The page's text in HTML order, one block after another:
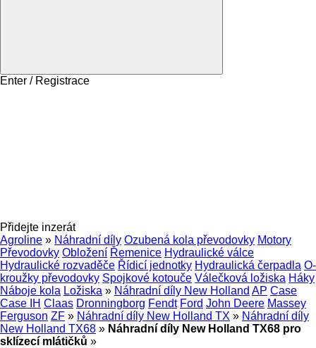
Enter / Registrace
Přidejte inzerát
Agroline » Náhradní díly Ozubená kola převodovky Motory
Převodovky Obložení Řemenice Hydraulické válce
Hydraulické rozvaděče Řídicí jednotky Hydraulická čerpadla O-
kroužky převodovky Spojkové kotouče Válečková ložiska Háky
Náboje kola Ložiska » Náhradní díly New Holland AP Case
Case IH Claas Dronningborg Fendt Ford John Deere Massey
Ferguson ZF » Náhradní díly New Holland TX » Náhradní díly
New Holland TX68 » Náhradní díly New Holland TX68 pro
sklízecí mlátičků »